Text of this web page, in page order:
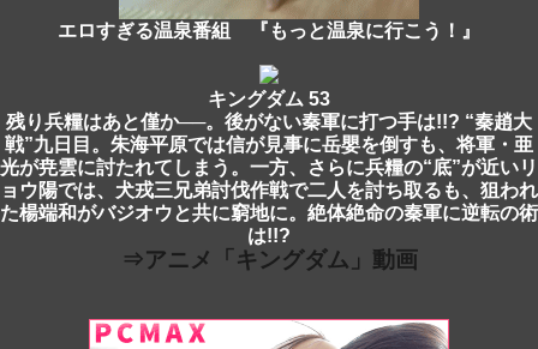
エロすぎる温泉番組 『もっと温泉に行こう！』
キングダム 53
残り兵糧はあと僅か──。後がない秦軍に打つ手は!!? “秦趙大
戦”九日目。朱海平原では信が見事に岳嬰を倒すも、将軍・亜
光が尭雲に討たれてしまう。一方、さらに兵糧の“底”が近いリ
ョウ陽では、犬戎三兄弟討伐作戦で二人を討ち取るも、狙われ
た楊端和がバジオウと共に窮地に。絶体絶命の秦軍に逆転の術
は!!?
⇒アニメ「キングダム」動画